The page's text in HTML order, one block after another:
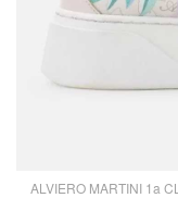
ALVIERO MARTINI 1a